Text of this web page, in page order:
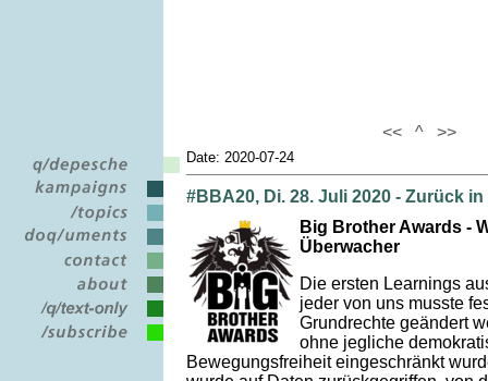
<< ^ >>
Date: 2020-07-24
#BBA20, Di. 28. Juli 2020 - Zurück
Big Brother Awards -
Überwacher
Die ersten Learnings
jeder von uns musste
Grundrechte geändert
ohne jegliche
Bewegungsfreiheit eingeschränkt